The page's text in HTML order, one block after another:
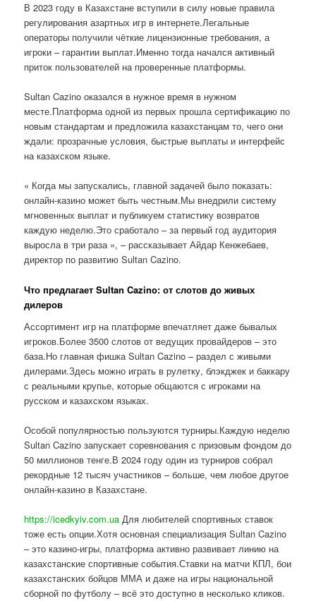
В 2023 году в Казахстане вступили в силу новые правила
регулирования азартных игр в интернете.Легальные
операторы получили чёткие лицензионные требования, а
игроки – гарантии выплат.Именно тогда начался активный
приток пользователей на проверенные платформы.
Sultan Cazino оказался в нужное время в нужном
месте.Платформа одной из первых прошла сертификацию по
новым стандартам и предложила казахстанцам то, чего они
ждали: прозрачные условия, быстрые выплаты и интерфейс
на казахском языке.
« Когда мы запускались, главной задачей было показать:
онлайн-казино может быть честным.Мы внедрили систему
мгновенных выплат и публикуем статистику возвратов
каждую неделю.Это сработало – за первый год аудитория
выросла в три раза », – рассказывает Айдар Кенжебаев,
директор по развитию Sultan Cazino.
Что предлагает Sultan Cazino: от слотов до живых
дилеров
Ассортимент игр на платформе впечатляет даже бывалых
игроков.Более 3500 слотов от ведущих провайдеров – это
база.Но главная фишка Sultan Cazino – раздел с живыми
дилерами.Здесь можно играть в рулетку, блэкджек и баккару
с реальными крупье, которые общаются с игроками на
русском и казахском языках.
Особой популярностью пользуются турниры.Каждую неделю
Sultan Cazino запускает соревнования с призовым фондом до
50 миллионов тенге.В 2024 году один из турниров собрал
рекордные 12 тысяч участников – больше, чем любое другое
онлайн-казино в Казахстане.
https://icedkyiv.com.ua Для любителей спортивных ставок
тоже есть опции.Хотя основная специализация Sultan Cazino
– это казино-игры, платформа активно развивает линию на
казахстанские спортивные события.Ставки на матчи КПЛ, бои
казахстанских бойцов ММА и даже на игры национальной
сборной по футболу – всё это доступно в несколько кликов.